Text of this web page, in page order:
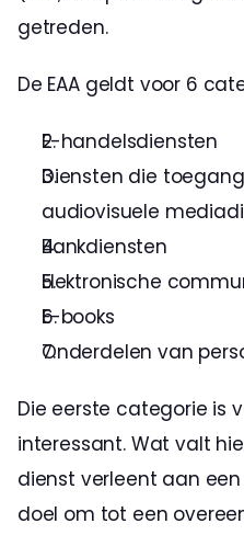
getreden.
De EAA geldt voor 6
E-handelsdiensten
Diensten die
audiovisuele
Bankdiensten
Elektronische
E-books
Onderdelen van
Die eerste categorie is
interessant. Wat valt
dienst verleent aan
doel om tot een